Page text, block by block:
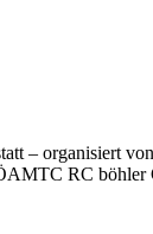
– organisiert
RC